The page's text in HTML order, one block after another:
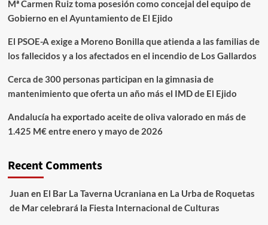
Mª Carmen Ruiz toma posesión como concejal del equipo de
Gobierno en el Ayuntamiento de El Ejido
El PSOE-A exige a Moreno Bonilla que atienda a las familias de
los fallecidos y a los afectados en el incendio de Los Gallardos
Cerca de 300 personas participan en la gimnasia de
mantenimiento que oferta un año más el IMD de El Ejido
Andalucía ha exportado aceite de oliva valorado en más de
1.425 M€ entre enero y mayo de 2026
Recent Comments
Juan en El Bar La Taverna Ucraniana en La Urba de Roquetas
de Mar celebrará la Fiesta Internacional de Culturas